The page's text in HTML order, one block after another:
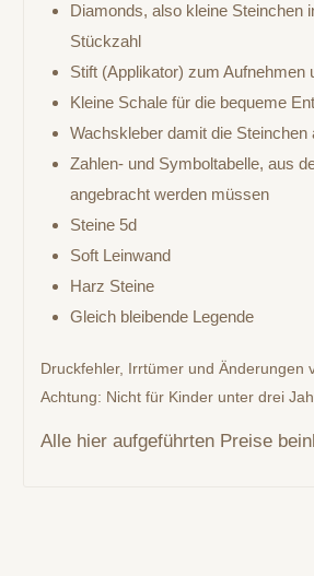
Diamonds, also kleine Steinchen
Stückzahl
Stift (Applikator) zum Aufnehmen
Kleine Schale für die bequeme
Wachskleber damit die Steinchen
Zahlen- und Symboltabelle, aus
angebracht werden müssen
Steine 5d
Soft Leinwand
Harz Steine
Gleich bleibende Legende
Druckfehler, Irrtümer und Änderungen
Achtung: Nicht für Kinder unter drei
Alle hier aufgeführten Preise